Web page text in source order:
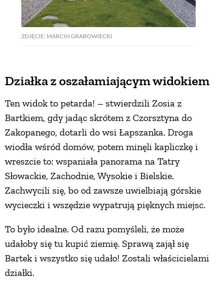
ZDJĘCIE: MARCIN GRABOWIECKI
Działka z oszałamiającym widokiem
Ten widok to petarda! – stwierdzili Zosia z
Bartkiem, gdy jadąc skrótem z Czorsztyna do
Zakopanego, dotarli do wsi Łapszanka. Droga
wiodła wśród domów, potem minęli kapliczkę i
wreszcie to: wspaniała panorama na Tatry
Słowackie, Zachodnie, Wysokie i Bielskie.
Zachwycili się, bo od zawsze uwielbiają górskie
wycieczki i wszędzie wypatrują pięknych miejsc.
To było idealne. Od razu pomyśleli, że może
udałoby się tu kupić ziemię. Sprawą zajął się
Bartek i wszystko się udało! Zostali właścicielami
działki.